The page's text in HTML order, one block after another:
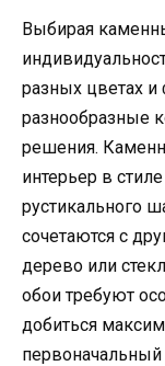
Выбирая
разных цветах и
разнообразные
решения.
интерьер в
рустикального
сочетаются с
дерево или
обои требуют
добиться